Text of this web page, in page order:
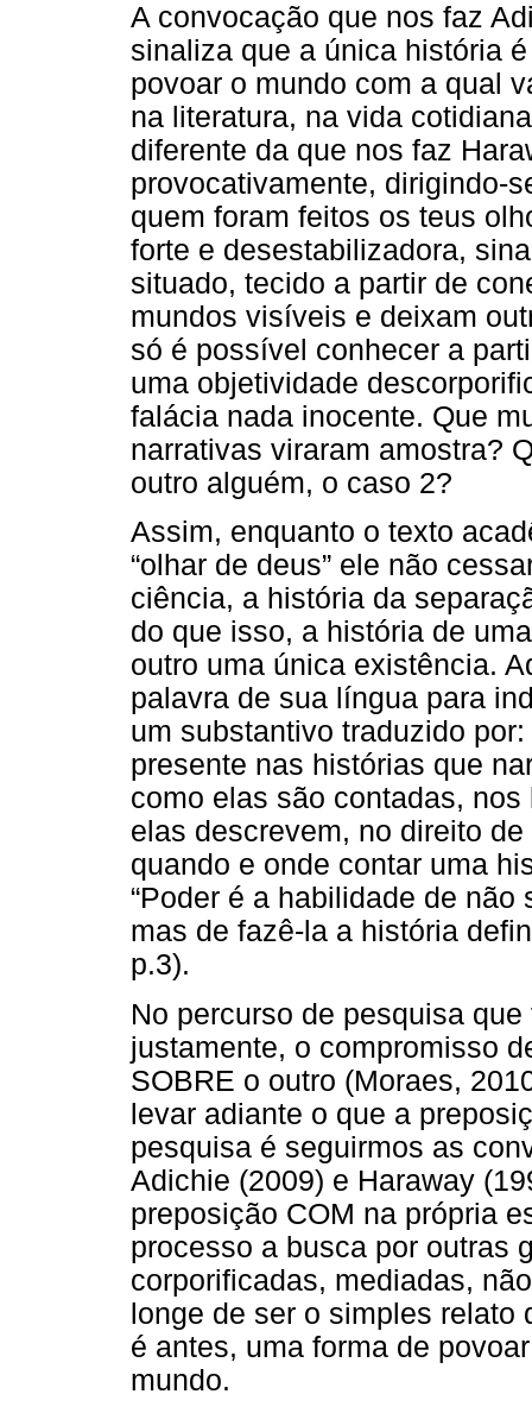
A convocação que nos faz
sinaliza que a única história
povoar o mundo com a qual
na literatura, na vida
diferente da que nos faz
provocativamente, dirigindo-
quem foram feitos os teus
forte e desestabilizadora,
situado, tecido a partir de
mundos visíveis e deixam
só é possível conhecer a
uma objetividade
falácia nada inocente. Que
narrativas viraram amostra?
outro alguém, o caso 2?
Assim, enquanto o texto
“olhar de deus” ele não
ciência, a história da
do que isso, a história de
outro uma única existência.
palavra de sua língua para
um substantivo traduzido
presente nas histórias que
como elas são contadas,
elas descrevem, no direito
quando e onde contar uma
“Poder é a habilidade de
mas de fazê-la a história
p.3).
No percurso de pesquisa
justamente, o compromisso
SOBRE o outro (Moraes,
levar adiante o que a
pesquisa é seguirmos as
Adichie (2009) e Haraway
preposição COM na própria
processo a busca por outras
corporificadas, mediadas,
longe de ser o simples relato
é antes, uma forma de
mundo.